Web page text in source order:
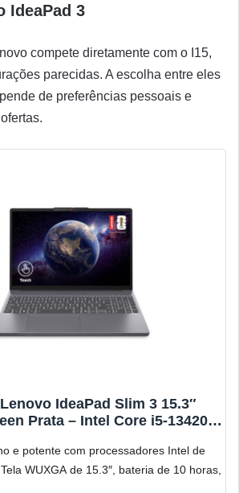
IdeaPad 3
compete diretamente com o I15,
parecidas. A escolha entre eles
de preferências pessoais e
IdeaPad Slim 3 15.3″
Prata – Intel Core i5-13420H,
e potente com processadores Intel de
WUXGA de 15.3″, bateria de 10 horas,